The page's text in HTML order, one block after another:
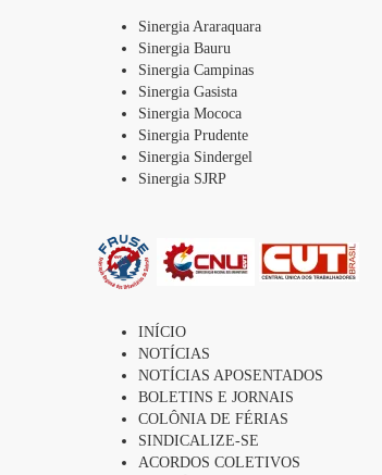
Sinergia Araraquara
Sinergia Bauru
Sinergia Campinas
Sinergia Gasista
Sinergia Mococa
Sinergia Prudente
Sinergia Sindergel
Sinergia SJRP
INÍCIO
NOTÍCIAS
NOTÍCIAS APOSENTADOS
BOLETINS E JORNAIS
COLÔNIA DE FÉRIAS
SINDICALIZE-SE
ACORDOS COLETIVOS